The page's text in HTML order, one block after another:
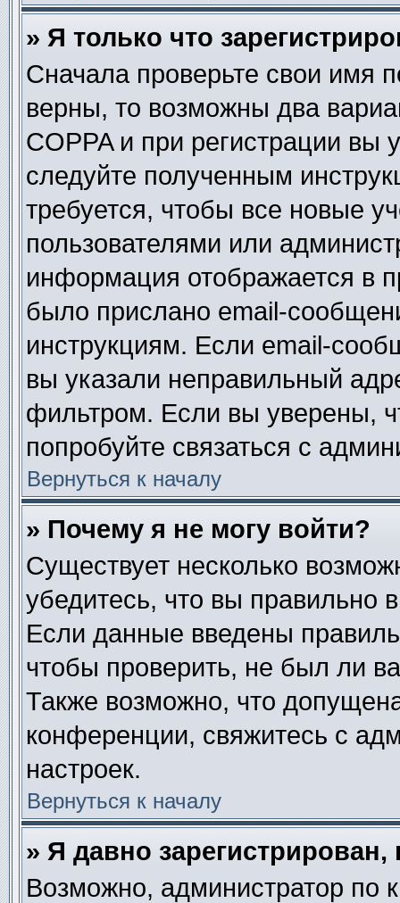
» Я только что
Сначала проверьте свои имя
верны, то возможны два
COPPA и при регистрации вы
следуйте полученным
требуется, чтобы все новые
пользователями или
информация отображается в
было прислано email-
инструкциям. Если email-
вы указали неправильный
фильтром. Если вы уверены,
попробуйте связаться с
Вернуться к началу
» Почему я не могу войти?
Существует несколько
убедитесь, что вы правильно
Если данные введены
чтобы проверить, не был ли
Также возможно, что
конференции, свяжитесь с
настроек.
Вернуться к началу
» Я давно
Возможно, администратор по